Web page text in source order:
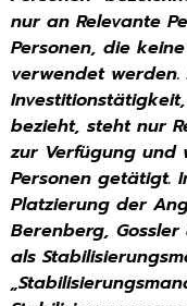
nur an Relevante
Personen, die
verwendet werden.
bezieht, steht nur
zur Verfügung und
Personen getätigt.
Platzierung der
Berenberg, Gossler
als